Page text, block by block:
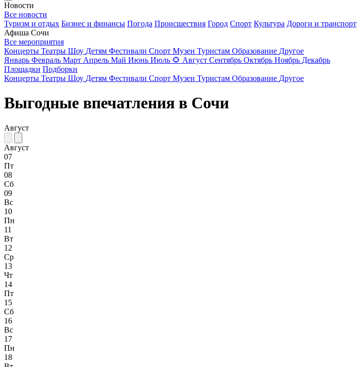
Новости
Все новости
Туризм и отдых Бизнес и финансы Погода Происшествия Город Спорт Культура Дороги и транспорт
Афиша Сочи
Все мероприятия
Концерты Театры Шоу Детям Фестивали Спорт Музеи Туристам Образование Другое
Январь Февраль Март Апрель Май Июнь Июль 🌻 Август Сентябрь Октябрь Ноябрь Декабрь
Площадки Подборки
Концерты Театры Шоу Детям Фестивали Спорт Музеи Туристам Образование Другое
Выгодные впечатления в Сочи
Август
Август
07
Пт
08
Сб
09
Вс
10
Пн
11
Вт
12
Ср
13
Чт
14
Пт
15
Сб
16
Вс
17
Пн
18